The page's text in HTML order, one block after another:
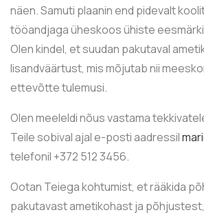
näen. Samuti plaanin end pidevalt
tööandjaga üheskoos ühiste
Olen kindel, et suudan pakutaval
lisandväärtust, mis mõjutab nii
ettevõtte tulemusi.
Olen meeleldi nõus vastama
Teile sobival ajal e-posti aadressil
telefonil +372 512 3456.
Ootan Teiega kohtumist, et rääkida
pakutavast ametikohast ja